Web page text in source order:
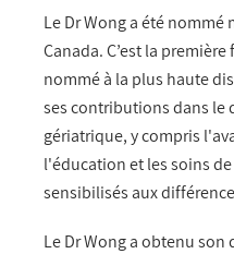
Le Dr Wong a été
Canada. C’est la
nommé à la plus haute
ses contributions dans le
gériatrique, y compris
l'éducation et les soins
sensibilisés aux
Le Dr Wong a obtenu